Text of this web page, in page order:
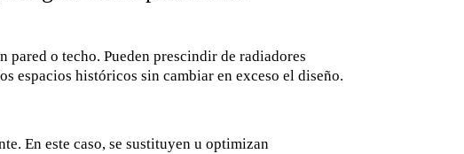
o techo. Pueden prescindir de radiadores
espacios históricos sin cambiar en exceso el diseño.
En este caso, se sustituyen u optimizan